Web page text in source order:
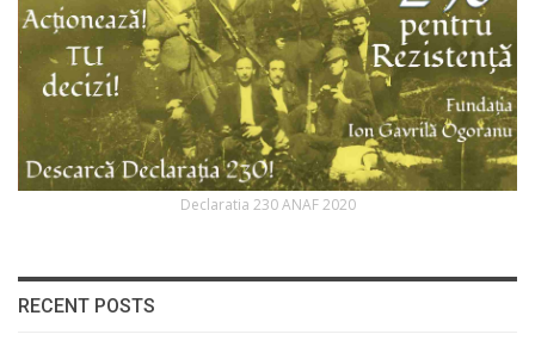
Declaratia 230 ANAF 2020
RECENT POSTS